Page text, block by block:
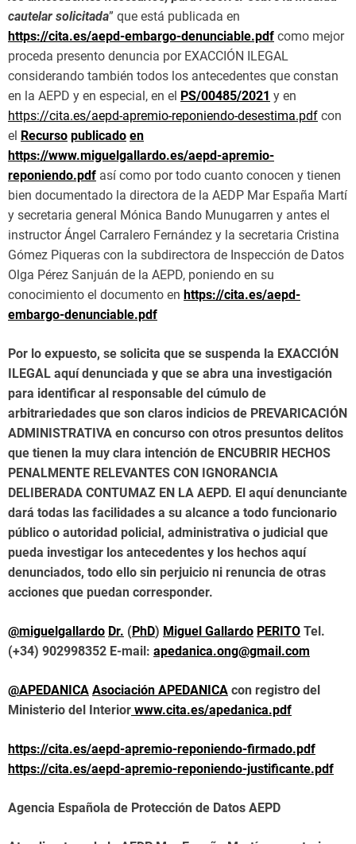
cautelar solicitada” que está publicada en
https://cita.es/aepd-embargo-denunciable.pdf como mejor
proceda presento denuncia por EXACCIÓN ILEGAL
considerando también todos los antecedentes que constan
en la AEPD y en especial, en el PS/00485/2021 y en
https://cita.es/aepd-apremio-reponiendo-desestima.pdf con
el Recurso publicado en
https://www.miguelgallardo.es/aepd-apremio-
reponiendo.pdf así como por todo cuanto conocen y tienen
bien documentado la directora de la AEDP Mar España Martí
y secretaria general Mónica Bando Munugarren y antes el
instructor Ángel Carralero Fernández y la secretaria Cristina
Gómez Piqueras con la subdirectora de Inspección de Datos
Olga Pérez Sanjuán de la AEPD, poniendo en su
conocimiento el documento en https://cita.es/aepd-
embargo-denunciable.pdf
Por lo expuesto, se solicita que se suspenda la EXACCIÓN
ILEGAL aquí denunciada y que se abra una investigación
para identificar al responsable del cúmulo de
arbitrariedades que son claros indicios de PREVARICACIÓN
ADMINISTRATIVA en concurso con otros presuntos delitos
que tienen la muy clara intención de ENCUBRIR HECHOS
PENALMENTE RELEVANTES CON IGNORANCIA
DELIBERADA CONTUMAZ EN LA AEPD. El aquí denunciante
dará todas las facilidades a su alcance a todo funcionario
público o autoridad policial, administrativa o judicial que
pueda investigar los antecedentes y los hechos aquí
denunciados, todo ello sin perjuicio ni renuncia de otras
acciones que puedan corresponder.
@miguelgallardo Dr. (PhD) Miguel Gallardo PERITO Tel.
(+34) 902998352 E-mail: apedanica.ong@gmail.com
@APEDANICA Asociación APEDANICA con registro del
Ministerio del Interior www.cita.es/apedanica.pdf
https://cita.es/aepd-apremio-reponiendo-firmado.pdf
https://cita.es/aepd-apremio-reponiendo-justificante.pdf
Agencia Española de Protección de Datos AEPD